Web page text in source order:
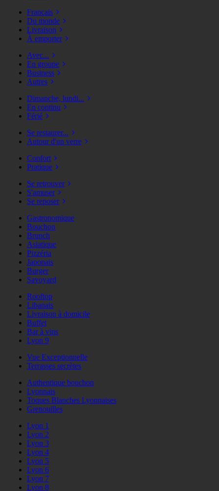
Français
Du monde
Livraison
À emporter
Avec...
En groupe
Business
Autres
Dimanche, lundi...
En continu
Férié
Se restaurer...
Autour d'un verre
Confort
Pratique
Se retrouver
S'amuser
Se reposer
Gastronomique
Bouchon
Brunch
Asiatique
Pizzéria
Japonais
Burger
Savoyard
Rooftop
Libanais
Livraison à domicile
Buffet
Bar à vins
Lyon 9
Vue Exceptionnelle
Terrasses secrètes
Authentique bouchon
Lyonnais
Toques Blanches Lyonnaises
Grenouilles
Lyon 1
Lyon 2
Lyon 3
Lyon 4
Lyon 5
Lyon 6
Lyon 7
Lyon 8